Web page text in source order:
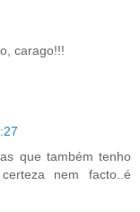
carago!!!
que também tenho
nem facto..é